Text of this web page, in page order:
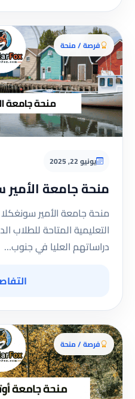
فرصة / منحة
يونيو 22, 2025
منحة جامعة
منحة جامعة الأمير
التعليمية المتاحة للطلاب
دراساتهم العليا في جنوب…
فرصة / منحة